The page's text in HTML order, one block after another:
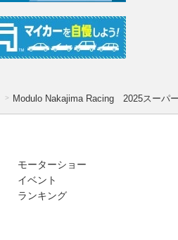
Modulo Nakajima Racing 2025スーパ
モーターショー
イベント
ランキング